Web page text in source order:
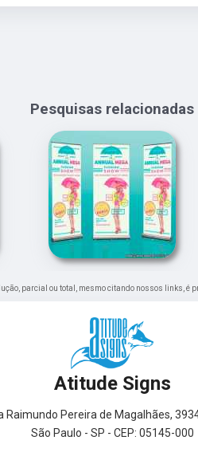
Pesquisas relacionadas
parcial ou total, mesmo citando nossos links,
Atitude Signs
Raimundo Pereira de Magalhães,
São Paulo - SP - CEP: 05145-000